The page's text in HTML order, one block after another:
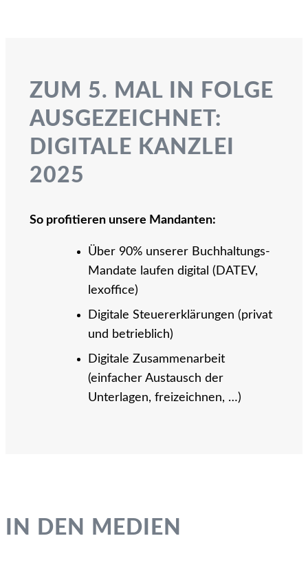
ZUM 5. MAL IN FOLGE
AUSGEZEICHNET:
DIGITALE KANZLEI
2025
So profitieren unsere Mandanten:
Über 90% unserer Buchhaltungs-
Mandate laufen digital (DATEV,
lexoffice)
Digitale Steuererklärungen (privat
und betrieblich)
Digitale Zusammenarbeit
(einfacher Austausch der
Unterlagen, freizeichnen, …)
IN DEN MEDIEN